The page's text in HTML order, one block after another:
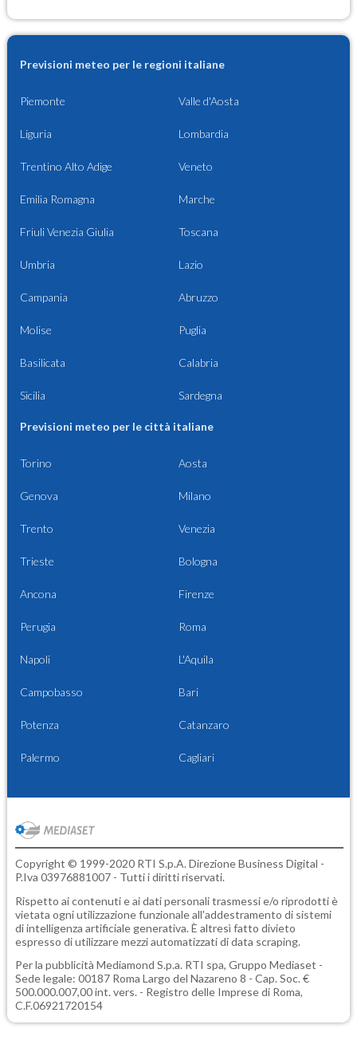
Previsioni meteo per le regioni italiane
Piemonte Valle d'Aosta
Liguria Lombardia
Trentino Alto Adige Veneto
Emilia Romagna Marche
Friuli Venezia Giulia Toscana
Umbria Lazio
Campania Abruzzo
Molise Puglia
Basilicata Calabria
Sicilia Sardegna
Previsioni meteo per le città italiane
Torino Aosta
Genova Milano
Trento Venezia
Trieste Bologna
Ancona Firenze
Perugia Roma
Napoli L'Aquila
Campobasso Bari
Potenza Catanzaro
Palermo Cagliari
Copyright © 1999-2020 RTI S.p.A. Direzione Business Digital -
P.Iva 03976881007 - Tutti i diritti riservati.
Rispetto ai contenuti e ai dati personali trasmessi e/o riprodotti è
vietata ogni utilizzazione funzionale all'addestramento di sistemi
di intelligenza artificiale generativa. È altresì fatto divieto
espresso di utilizzare mezzi automatizzati di data scraping.
Per la pubblicità Mediamond S.p.a. RTI spa, Gruppo Mediaset -
Sede legale: 00187 Roma Largo del Nazareno 8 - Cap. Soc. €
500.000.007,00 int. vers. - Registro delle Imprese di Roma,
C.F.06921720154